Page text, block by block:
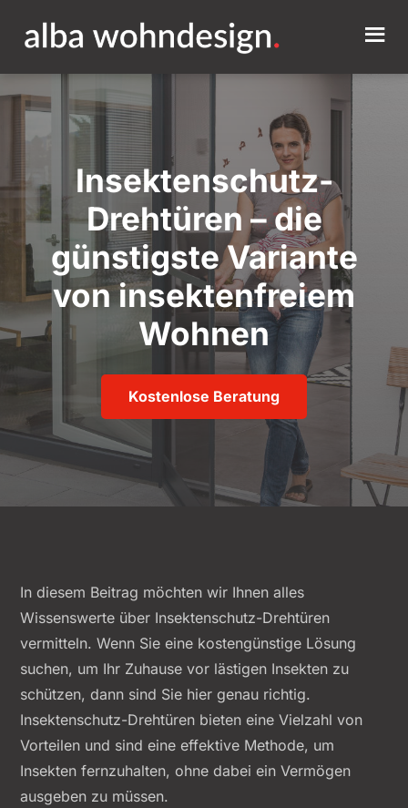
Insektenschutz-
Drehtüren – die
günstigste Variante
von insektenfreiem
Wohnen
Kostenlose Beratung
In diesem Beitrag möchten wir Ihnen alles
Wissenswerte über Insektenschutz-Drehtüren
vermitteln. Wenn Sie eine kostengünstige Lösung
suchen, um Ihr Zuhause vor lästigen Insekten zu
schützen, dann sind Sie hier genau richtig.
Insektenschutz-Drehtüren bieten eine Vielzahl von
Vorteilen und sind eine effektive Methode, um
Insekten fernzuhalten, ohne dabei ein Vermögen
ausgeben zu müssen.